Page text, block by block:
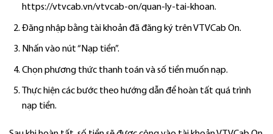
https://vtvcab.vn/vtvcab-on/quan-ly-tai-khoan.
Đăng nhập bằng tài khoản đã đăng ký trên VTVCab On.
Nhấn vào nút “Nạp tiền”.
Chọn phương thức thanh toán và số tiền muốn nạp.
Thực hiện các bước theo hướng dẫn để hoàn tất quá trình
nạp tiền.